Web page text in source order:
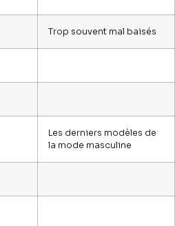
Trop souvent mal baisés
Les derniers modèles de
la mode masculine